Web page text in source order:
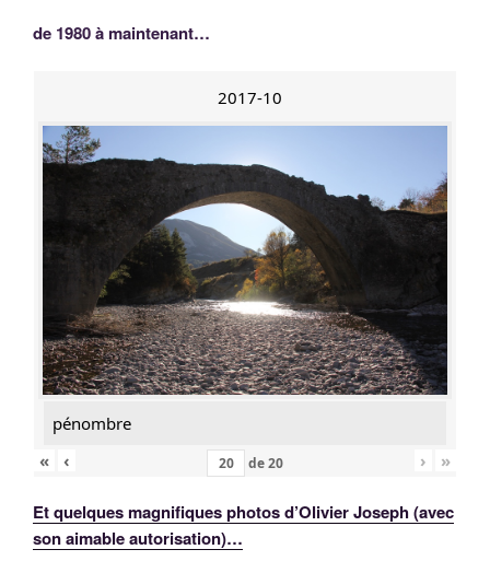
de 1980 à maintenant…
2017-10
pénombre
«
‹ de20 › »
Et quelques magnifiques photos d’Olivier Joseph (avec
son aimable autorisation)…